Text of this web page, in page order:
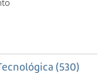
(530)